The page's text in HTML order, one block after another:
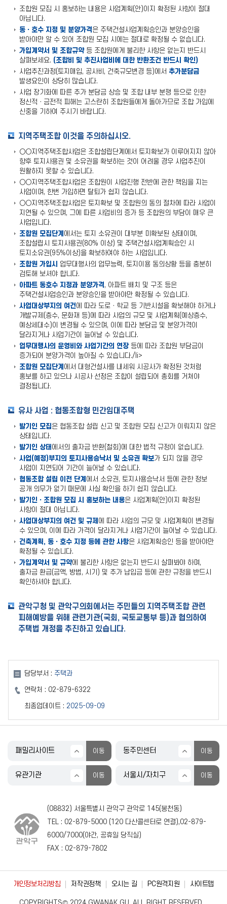
조합원 모집 시 홍보하는 내용은 사업계획(안)이지 확정된 사항이 절대
아닙니다.
동ㆍ호수 지정 및 분양가격은 주택건설사업계획승인과 분양승인을
받아야만 알 수 있어 조합원 모집 시에는 절대로 확정될 수 없습니다.
가입계약서 및 조합규약등 조합원에게 불리한 사항은 없는지 반드시
살펴보세요. (조합비 및 추진사업비에 대한 반환조건 반드시 확인)
사업추진과정(토지매입, 공사비, 건축규모변경 등)에서 추가분담금
발생요인이 상당히 많습니다.
사업 장기화에 따른 추가 분담금 상승 및 조합 내부 분쟁 등으로 인한
정신적ㆍ금전적 피해는 고스란히 조합원들에게 돌아가므로 조합 가입에
신중을 기하여 주시기 바랍니다.
지역주택조합 이것을 주의하십시오.
○○지역주택조합사업은 조합설립단계에서 토지확보가 이루어지지 않아
향후 토지사용권 및 소유권을 확보하는 것이 어려울 경우 사업추진이
원활하지 못할 수 있습니다.
○○지역주택조합사업은 조합원이 사업진행 전반에 관한 책임을 지는
사업이며, 한번 가입하면 탈퇴가 쉽지 않습니다.
○○지역주택조합사업은 토지확보 및 조합원의 동의 절차에 따라 사업이
지연될 수 있으며, 그에 따른 사업비의 증가 등 조합원의 부담이 매우 큰
사업입니다.
조합원 모집단계 에서는 토지 소유권이 대부분 미확보된 상태이며,
조합설립시 토지사용권(80% 이상) 및 주택건설사업계획승인 시
토지소유권(95%이상)을 확보하여야 하는 사업입니다.
조합원 가입시 업무대행사의 업무능력, 토지이용 동의상황 등을 충분히
검토해 보셔야 합니다.
아파트 동호수 지정과 분양가격, 아파트 배치 및 구조 등은
주택건설사업승인과 분양승인을 받아야만 확정될 수 있습니다.
사업대상부지의 여건에 따라 도로ㆍ학교 등 기반시설을 확보해야 하거나
개발규제(층수, 문화재 등)에 따라 사업의 규모 및 사업계획(예상층수,
예상세대수)이 변경될 수 있으며, 이에 따라 분담금 및 분양가격이
달라지거나 사업기간이 늘어날 수 있습니다.
업무대행사의 운영비와 사업기간의 연장등에 따라 조합원 부담금이
증가되어 분양가격이 높아질 수 있습니다./li>
조합원 모집단계 에서 대형건설사를 내세워 시공사가 확정된 것처럼
홍보를 하고 있으나 시공사 선정은 조합이 설립되어 총회를 거쳐야
결정됩니다.
유사 사업 : 협동조합형 민간임대주택
발기인 모집은 협동조합 설립 신고 및 조합원 모집 신고가 이뤄지지 않은
상태입니다.
발기인 상태 에서의 출자금 반환(철회)에 대한 법적 규정이 없습니다.
사업(예정)부지의 토지사용승낙서 및 소유권 확보가 되지 않을 경우
사업이 지연되어 기간이 늘어날 수 있습니다.
협동조합 설립 이전 단계 에서 소유권, 토지사용승낙서 등에 관한 정보
공개 의무가 없기 때문에 사실 확인을 하기 쉽지 않습니다.
발기인ㆍ조합원 모집 시 홍보하는 내용은 사업계획(안)이지 확정된
사항이 절대 아닙니다.
사업대상부지의 여건 및 규제 에 따라 사업의 규모 및 사업계획이 변경될
수 있으며, 이에 따라 가격이 달라지거나 사업기간이 늘어날 수 있습니다.
건축계획, 동ㆍ호수 지정 등에 관한 사항은 사업계획승인 등을 받아야만
확정될 수 있습니다.
가입계약서 및 규약에 불리한 사항은 없는지 반드시 살펴봐야 하며,
출자금 환급(금액, 방법, 시기) 및 추가 납입금 등에 관한 규정을 반드시
확인하셔야 합니다.
관악구청 및 관악구의회에서는 주민들의 지역주택조합 관련
피해예방을 위해 관련기관(국회, 국토교통부 등)과 협의하여
주택법 개정을 추진하고 있습니다.
담당부서 : 주택과
연락처 : 02-879-6322
최종업데이트 : 2025-09-09
(08832) 서울특별시 관악구 관악로 145(봉천동)
TEL : 02-879-5000(120다산콜센터로 연결),02-879-
6000/ 7000(야간, 공휴일 당직실)
FAX : 02-879-7802
개인정보처리방침 저작권정책 오시는 길 PC원격지원 사이트맵